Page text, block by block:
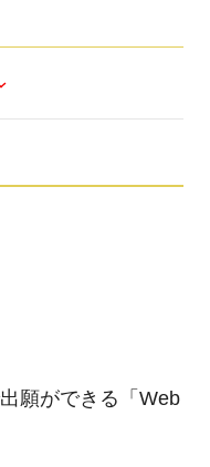
願ができる「Web